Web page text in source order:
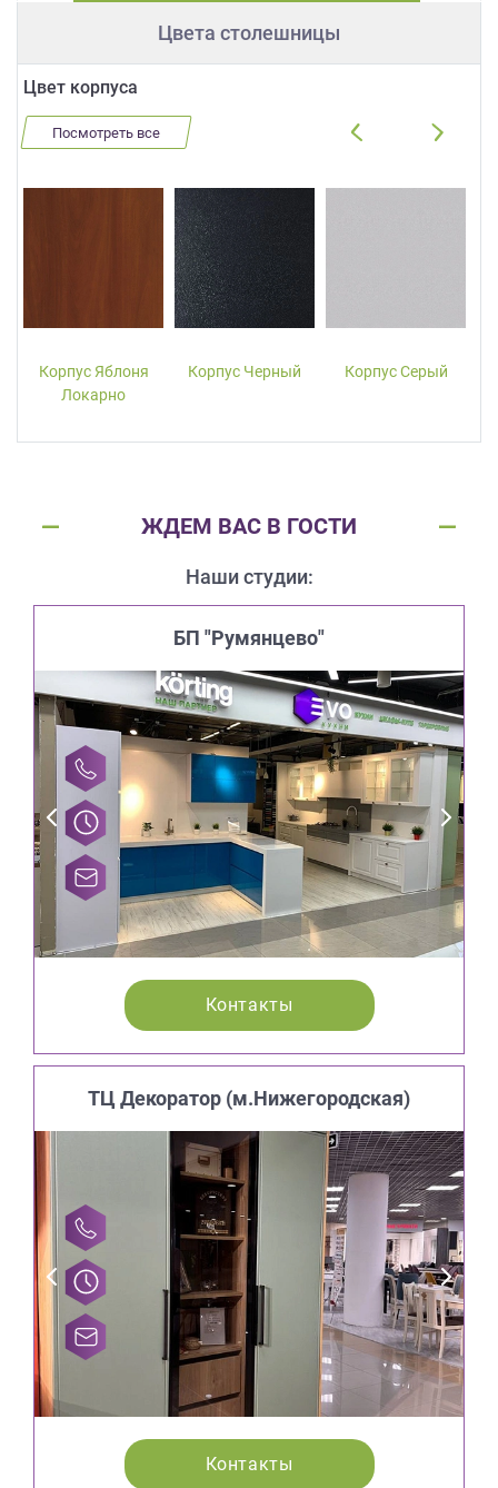
Цвета столешницы
Цвет корпуса
Посмотреть все
Корпус Яблоня
Локарно
Корпус Черный Корпус Серый
ЖДЕМ ВАС В ГОСТИ
Наши студии:
БП "Румянцево"
Контакты
ТЦ Декоратор (м.Нижегородская)
Контакты